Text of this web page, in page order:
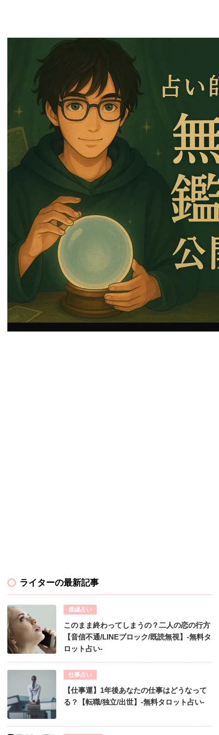
ライターの最新記事
復縁占い
このまま終わってしまうの？二人の恋の行方
【音信不通/LINEブロック/既読無視】-無料タ
ロット占い-
仕事占い
【仕事運】1年後あなたの仕事はどうなって
る？【転職/独立/出世】-無料タロット占い-